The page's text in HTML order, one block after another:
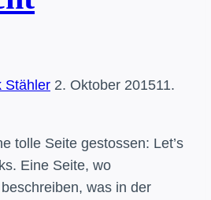
Stähler 2. Oktober 201511.
tolle Seite gestossen: Let’s
Eine Seite, wo
was in der